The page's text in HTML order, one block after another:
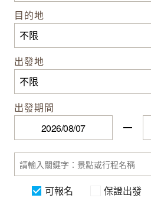
目的地
出發地
出發期間
可報名 保證出發